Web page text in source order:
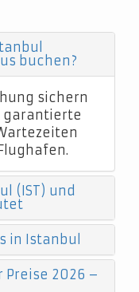
buchen?
sichern
garantierte
(IST) und
in Istanbul
2026 –